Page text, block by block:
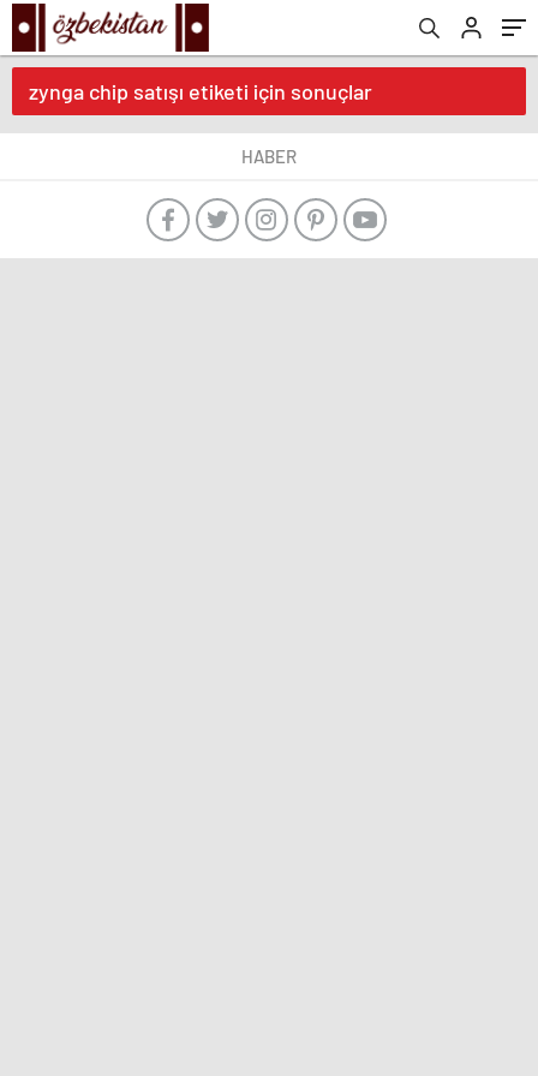
zynga chip satışı etiketi için sonuçlar
HABER